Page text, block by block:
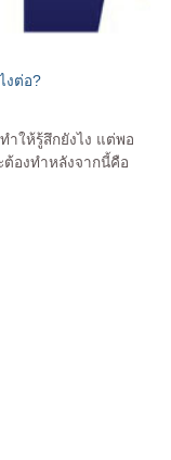
งต่อ?
ำให้รู้สึกยังไง แต่พอ
ต้องทำหลังจากนี้คือ